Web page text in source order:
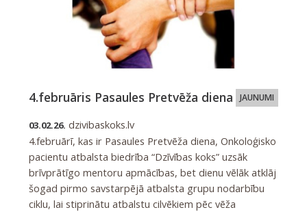
JAUNUMI
4.februāris Pasaules Pretvēža diena
03.02.26. dzivibaskoks.lv
4.februārī, kas ir Pasaules Pretvēža diena, Onkoloģisko
pacientu atbalsta biedrība “Dzīvības koks” uzsāk
brīvprātīgo mentoru apmācības, bet dienu vēlāk atklāj
šogad pirmo savstarpējā atbalsta grupu nodarbību
ciklu, lai stiprinātu atbalstu cilvēkiem pēc vēža